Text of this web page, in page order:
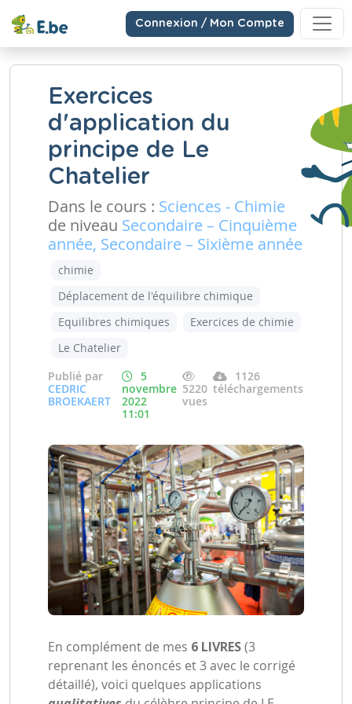
Connexion / Mon Compte
Exercices
d'application du
principe de Le
Chatelier
Dans le cours : Sciences - Chimie
de niveau Secondaire – Cinquième
année, Secondaire – Sixième année
chimie
Déplacement de l'équilibre chimique
Equilibres chimiques
Exercices de chimie
Le Chatelier
Publié par
CEDRIC
BROEKAERT
5
novembre
2022
11:01
5220
vues
1126
téléchargements
En complément de mes 6 LIVRES(3
reprenant les énoncés et 3 avec le corrigé
détaillé), voici quelques applications